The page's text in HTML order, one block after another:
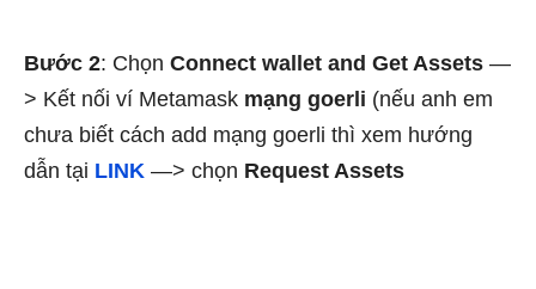
Bước 2: Chọn Connect wallet and Get Assets —
> Kết nối ví Metamask mạng goerli (nếu anh em
chưa biết cách add mạng goerli thì xem hướng
dẫn tại LINK —> chọn Request Assets